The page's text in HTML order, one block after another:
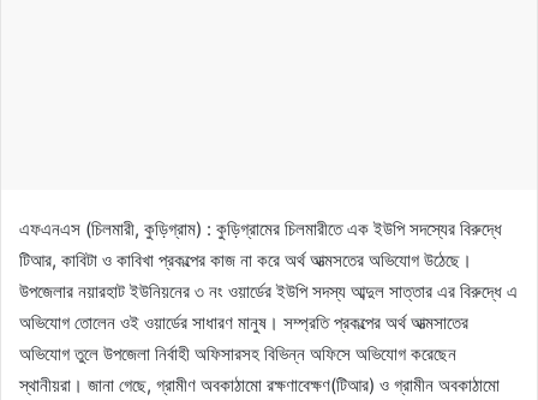
এফএনএস (চিলমারী, কুড়িগ্রাম) : কুড়িগ্রামের চিলমারীতে এক ইউপি সদস্যের বিরুদ্ধে
টিআর, কাবিটা ও কাবিখা প্রকল্পের কাজ না করে অর্থ আত্মসতের অভিযোগ উঠেছে।
উপজেলার নয়ারহাট ইউনিয়নের ৩ নং ওয়ার্ডের ইউপি সদস্য আব্দুল সাত্তার এর বিরুদ্ধে এ
অভিযোগ তোলেন ওই ওয়ার্ডের সাধারণ মানুষ। সম্প্রতি প্রকল্পের অর্থ আত্মসাতের
অভিযোগ তুলে উপজেলা নির্বাহী অফিসারসহ বিভিন্ন অফিসে অভিযোগ করেছেন
স্থানীয়রা। জানা গেছে, গ্রামীণ অবকাঠামো রক্ষণাবেক্ষণ(টিআর) ও গ্রামীন অবকাঠামো